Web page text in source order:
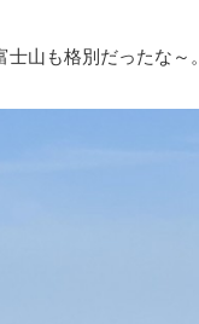
山も格別だったな～。